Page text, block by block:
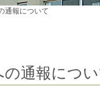
通報について
通報につ